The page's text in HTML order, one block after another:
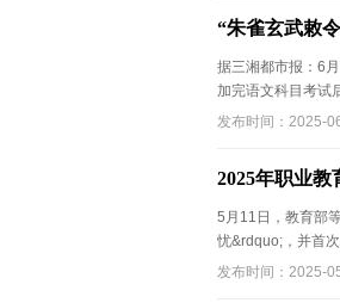
“朱雀玄武敕
据三湘都市报：6
加完语文科目考试
发布时间：2025-
2025年职业教
5月11日，教育部
忧&rdquo;，并首
发布时间：2025-